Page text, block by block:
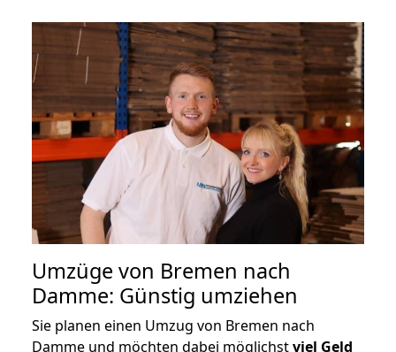
Umzüge von Bremen nach
Damme: Günstig umziehen
Sie planen einen Umzug von Bremen nach
Damme und möchten dabei möglichstviel Geld